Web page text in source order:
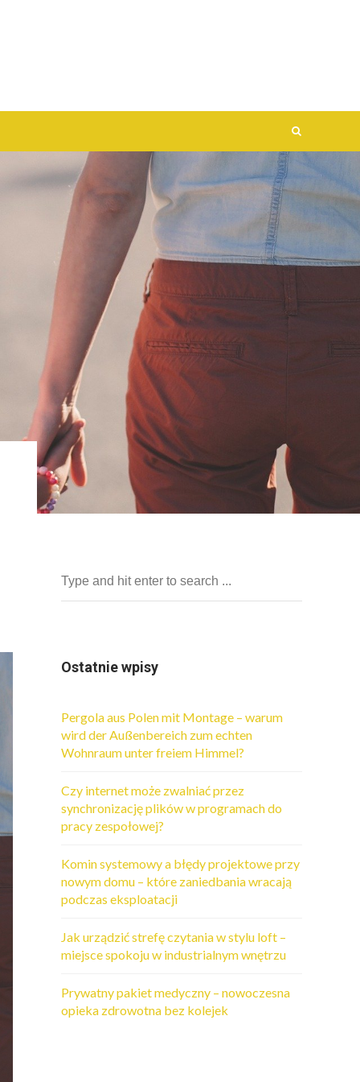
Ostatnie wpisy
Pergola aus Polen mit Montage – warum
wird der Außenbereich zum echten
Wohnraum unter freiem Himmel?
Czy internet może zwalniać przez
synchronizację plików w programach do
pracy zespołowej?
Komin systemowy a błędy projektowe przy
nowym domu – które zaniedbania wracają
podczas eksploatacji
Jak urządzić strefę czytania w stylu loft –
miejsce spokoju w industrialnym wnętrzu
Prywatny pakiet medyczny – nowoczesna
opieka zdrowotna bez kolejek